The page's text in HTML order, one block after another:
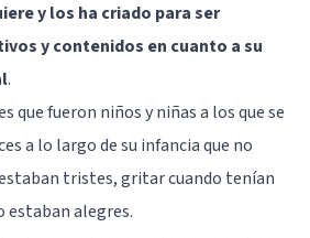
y los ha criado para ser
y contenidos en cuanto a su
.
que fueron niños y niñas a los que se
a lo largo de su infancia que no
tristes, gritar cuando tenían
estaban alegres.